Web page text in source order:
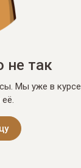
не так
Мы уже в курсе